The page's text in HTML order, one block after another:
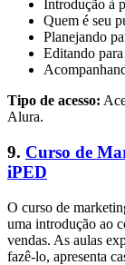
Introdução à
Quem é seu
Planejando
Editando
Tipo de acesso:
Alura.
9. Curso de
iPED
O curso de
uma introdução ao
vendas. As aulas
fazê-lo, apresenta